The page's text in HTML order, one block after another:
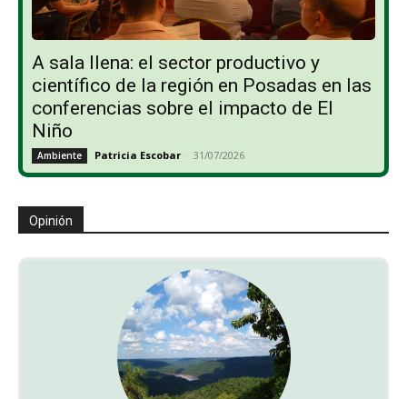
A sala llena: el sector productivo y
científico de la región en Posadas en las
conferencias sobre el impacto de El
Niño
Ambiente Patricia Escobar - 31/07/2026
Opinión